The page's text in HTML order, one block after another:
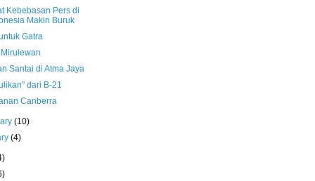
Kebebasan Pers di
Makin Buruk
Gatra
Santai di Atma Jaya
dari B-21
Canberra
(10)
(4)